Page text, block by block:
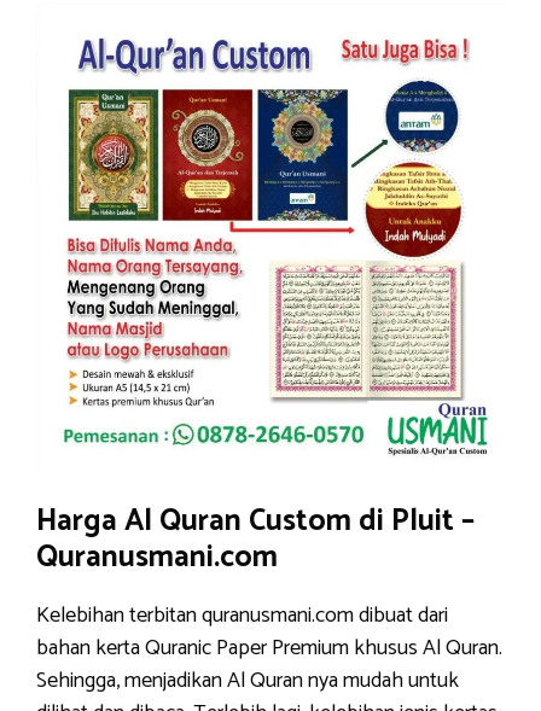
Harga Al Quran Custom di Pluit –
Quranusmani.com
Kelebihan terbitan quranusmani.com dibuat dari
bahan kerta Quranic Paper Premium khusus Al Quran.
Sehingga, menjadikan Al Quran nya mudah untuk